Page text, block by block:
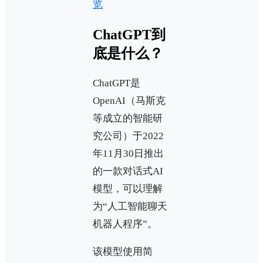
览
ChatGPT到
底是什么？
ChatGPT是
OpenAI（马斯克
等成立的智能研
究公司）于2022
年11月30日推出
的一款对话式AI
模型，可以理解
为“人工智能聊天
机器人程序”。
该模型使用简